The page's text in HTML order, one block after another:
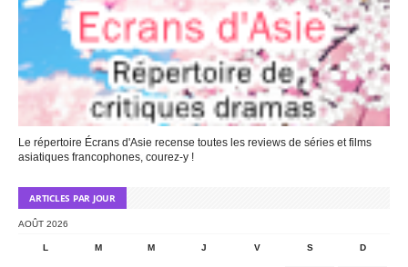
Le répertoire Écrans d'Asie recense toutes les reviews de séries et films
asiatiques francophones, courez-y !
ARTICLES PAR JOUR
AOÛT 2026
L M M J V S D